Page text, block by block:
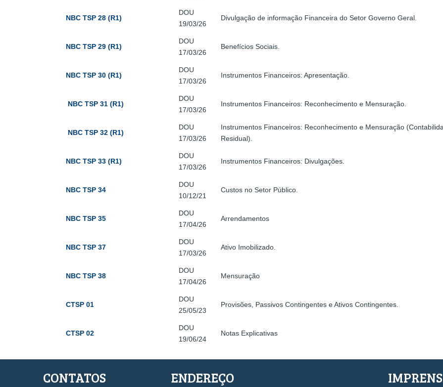
NBC TSP 28 (R1)
DOU
19/03/26
Divulgação de informação Financeira do Setor Governo Geral.
NBC TSP 29 (R1)
DOU
17/03/26
Benefícios Sociais.
NBC TSP 30 (R1)
DOU
17/03/26
Instrumentos Financeiros: Apresentação.
NBC TSP 31 (R1)
DOU
17/03/26
Instrumentos Financeiros: Reconhecimento e Mensuração.
NBC TSP 32 (R1)
DOU
17/03/26
Instrumentos Financeiros: Reconhecimento e Mensuração
Residual).
NBC TSP 33 (R1)
DOU
17/03/26
Instrumentos Financeiros: Divulgações.
NBC TSP 34
DOU
10/12/21
Custos no Setor Público.
NBC TSP 35
DOU
17/04/26
Arrendamentos
NBC TSP 37
DOU
17/03/26
Ativo Imobilizado.
NBC TSP 38
DOU
17/04/26
Mensuração
CTSP 01
DOU
25/05/23
Provisões, Passivos Contingentes e Ativos Contingentes.
CTSP 02
DOU
19/06/24
Notas Explicativas
CONTATOS ENDEREÇO